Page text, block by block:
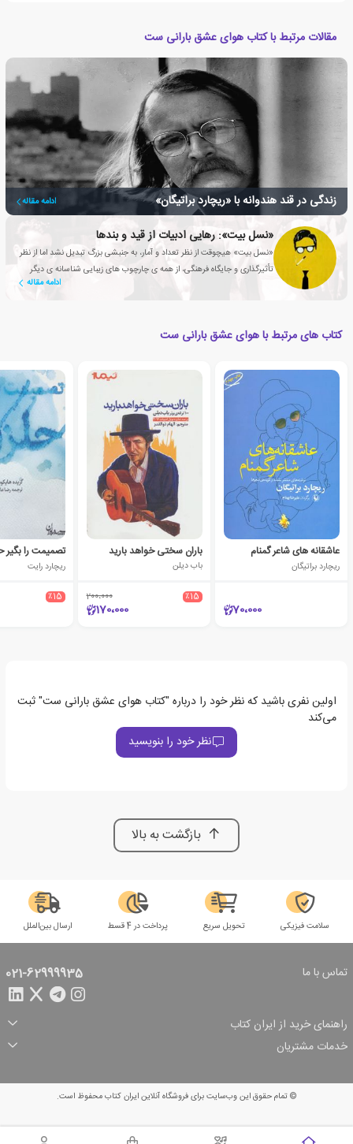
مقالات مرتبط با کتاب هوای عشق بارانی ست
زندگی در قند هندوانه با «ریچارد براتیگان» ادامه مقاله
«نسل بیت»: رهایی ادبیات از قید و بندها
«نسل بیت» هیچوقت از نظر تعداد و آمار، به جنبشی بزرگ تبدیل نشد اما از نظر
تأثیرگذاری و جایگاه فرهنگی، از همه ی چارچوب های زیبایی شناسانه ی دیگر
ادامه مقاله
کتاب های مرتبط با هوای عشق بارانی ست
عاشقانه های شاعر گمنام
ریچارد براتیگان
70،000
باران سختی خواهد بارید
باب دیلن
٪15 200،000
170،000
تصمیمت را بگیر
ریچارد رایت
٪15
اولین نفری باشید که نظر خود را درباره "کتاب هوای عشق بارانی ست" ثبت
می‌کند
نظر خود را بنویسید
بازگشت به بالا
سلامت فیزیکی تحویل سریع پرداخت در 4 قسط ارسال بین‌الملل
تماس با ما 021-62999935
راهنمای خرید از ایران کتاب
ثبت سفارش
شرایط ارسال سفارش
شیوه پرداخت
تخفیف‌های خرید
خدمات مشتریان
© تمام حقوق این وب‌سایت برای فروشگاه آنلاین ایران کتاب محفوظ است.
سبد خرید